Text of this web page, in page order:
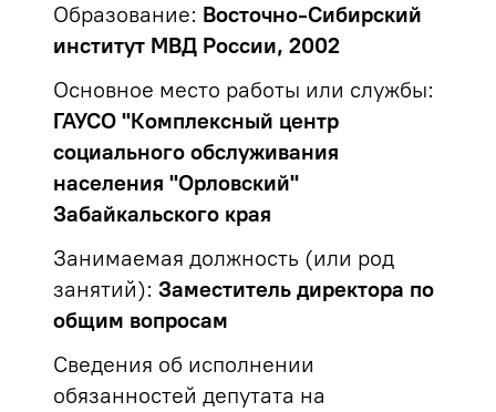
Образование: Восточно-Сибирский
институт МВД России, 2002
Основное место работы или службы:
ГАУСО "Комплексный центр
социального обслуживания
населения "Орловский"
Забайкальского края
Занимаемая должность (или род
занятий): Заместитель директора по
общим вопросам
Сведения об исполнении
обязанностей депутата на